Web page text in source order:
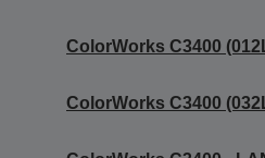
ColorWorks C3400
ColorWorks C3400